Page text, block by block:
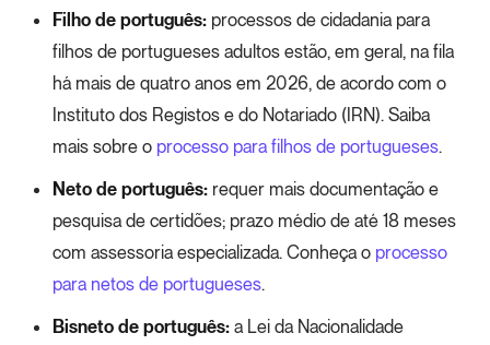
Filho de português: processos de cidadania para
filhos de portugueses adultos estão, em geral, na fila
há mais de quatro anos em 2026, de acordo com o
Instituto dos Registos e do Notariado (IRN). Saiba
mais sobre o processo para filhos de portugueses
Neto de português: requer mais documentação e
pesquisa de certidões; prazo médio de até 18 meses
com assessoria especializada. Conheça o processo
para netos de portugueses
Bisneto de português: a Lei da Nacionalidade